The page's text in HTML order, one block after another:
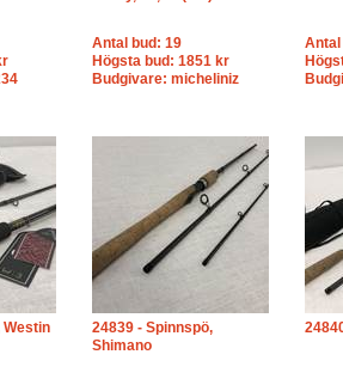
Antal bud: 19
Högsta bud: 1851 kr
Budgivare: micheliniz
Antal
Westin
24839 - Spinnspö,
Shimano